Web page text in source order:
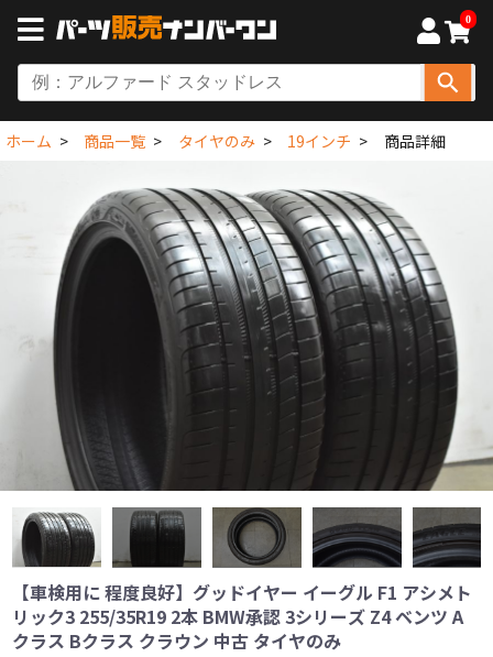
0
ホーム 商品一覧 タイヤのみ 19インチ 商品詳細
【車検用に 程度良好】グッドイヤー イーグル F1 アシメト
リック3 255/35R19 2本 BMW承認 3シリーズ Z4 ベンツ A
クラス Bクラス クラウン 中古 タイヤのみ